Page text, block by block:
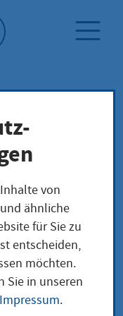
von
ähnliche
für Sie zu
entscheiden,
möchten.
Sie in unseren
Impressum.